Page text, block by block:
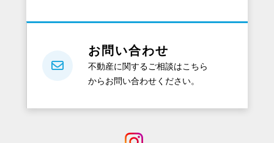
お問い合わせ
不動産に関するご相談はこちら
からお問い合わせください。